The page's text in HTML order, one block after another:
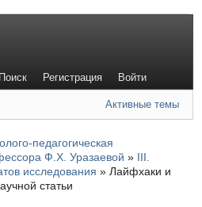
Поиск Регистрация Войти
Активные темы
педагогическая
Ф.Х. Уразаевой »
III.
исследования »Лайфхаки и
статьи